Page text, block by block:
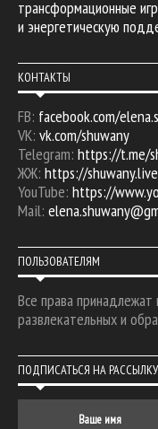
трансформационные
и энергетическую
КОНТАКТЫ
FB: facebook.com/
VK: vk.com/shuwany
Telegram: https://t.me/
ЖЖ: https://
YouTube: https://
Mail:
ПОЛЬЗОВАТЕЛЯМ
Все права
развлекательных и
ПОДПИСАТЬСЯ НА РАССЫЛКУ
Ваше имя